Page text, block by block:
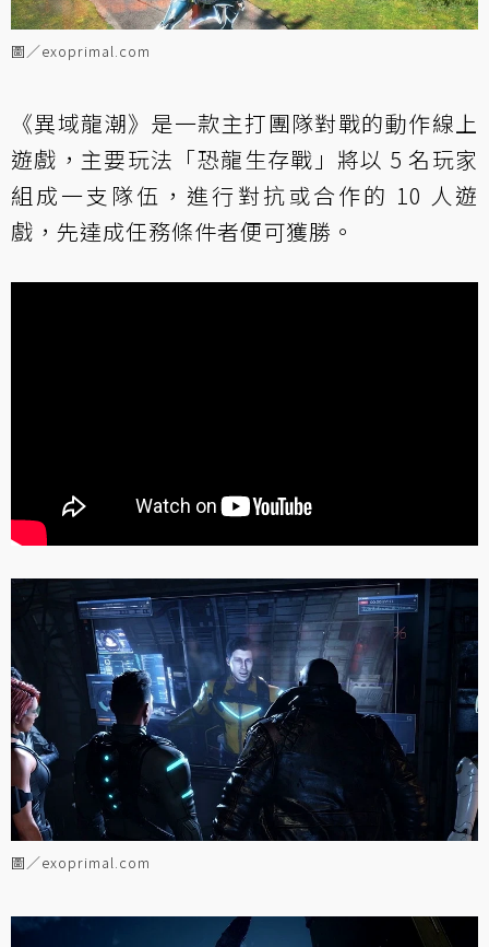
圖／exoprimal.com
《異域龍潮》是一款主打團隊對戰的動作線上
遊戲，主要玩法「恐龍生存戰」將以 5 名玩家
組成一支隊伍，進行對抗或合作的 10 人遊
戲，先達成任務條件者便可獲勝。
圖／exoprimal.com